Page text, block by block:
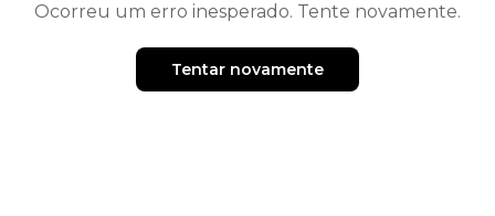
Ocorreu um erro inesperado. Tente novamente.
Tentar novamente